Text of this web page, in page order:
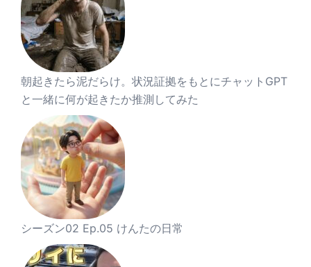
朝起きたら泥だらけ。状況証拠をもとにチャットGPT
と一緒に何が起きたか推測してみた
シーズン02 Ep.05 けんたの日常